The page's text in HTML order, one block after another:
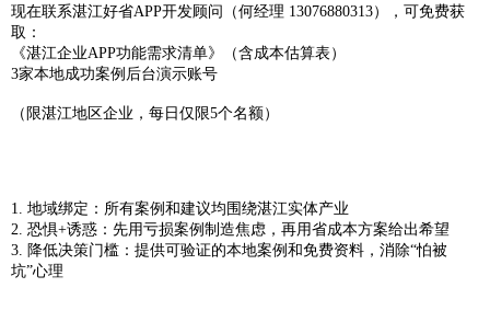
现在联系湛江好省APP开发顾问（何经理 13076880313），可免费获
取：
《湛江企业APP功能需求清单》（含成本估算表）
3家本地成功案例后台演示账号
（限湛江地区企业，每日仅限5个名额）
1. 地域绑定：所有案例和建议均围绕湛江实体产业
2. 恐惧+诱惑：先用亏损案例制造焦虑，再用省成本方案给出希望
3. 降低决策门槛：提供可验证的本地案例和免费资料，消除“怕被
坑”心理